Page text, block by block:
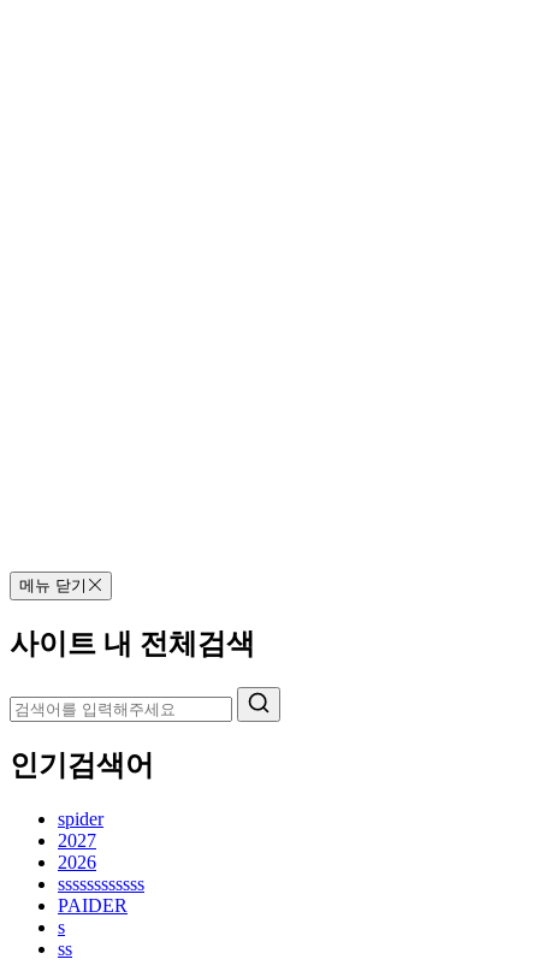
메뉴 닫기
사이트 내 전체검색
인기검색어
spider
2027
2026
ssssssssssss
PAIDER
s
ss